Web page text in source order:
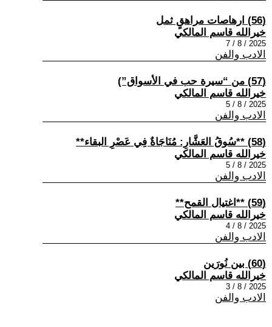
(56) ارهاصات مراهقٍ ثمل
خيرالله قاسم المالكي
2025 / 8 / 7
الادب والفن
(57) من “سيرة حب في الأسواق”)
خيرالله قاسم المالكي
2025 / 8 / 5
الادب والفن
(58) **سُوقُ العَشَّارِ: مُنَاجَاةٌ فِي عَصْرِ البقاء**
خيرالله قاسم المالكي
2025 / 8 / 5
الادب والفن
(59) **اغتيال القمح**
خيرالله قاسم المالكي
2025 / 8 / 4
الادب والفن
(60) بين نُورَين
خيرالله قاسم المالكي
2025 / 8 / 3
الادب والفن